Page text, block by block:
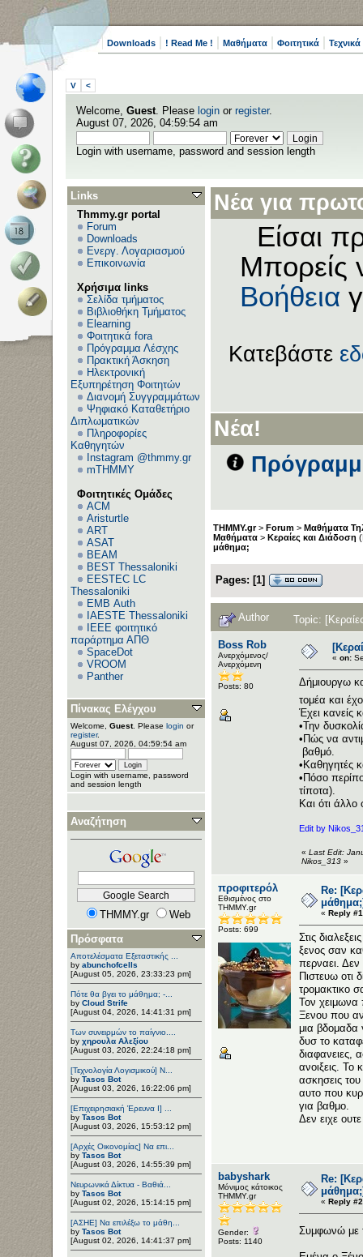
Downloads ! Read Me ! Μαθήματα Φοιτητικά
V <
Welcome, Guest. Please login or register.
August 07, 2026, 04:59:54 am
Login with username, password and session length
Links
Thmmy.gr portal
Forum
Downloads
Ενεργ. Λογαριασμού
Επικοινωνία
Χρήσιμα links
Σελίδα τμήματος
Βιβλιοθήκη Τμήματος
Elearning
Φοιτητικά fora
Πρόγραμμα Λέσχης
Πρακτική Άσκηση
Ηλεκτρονική
Εξυπηρέτηση Φοιτητών
Διανομή Συγγραμμάτων
Ψηφιακό Καταθετήριο
Διπλωματικών
Πληροφορίες
Καθηγητών
Instagram @thmmy.gr
mTHMMY
Φοιτητικές Ομάδες
ACM
Aristurtle
ART
ASAT
BEAM
BEST Thessaloniki
EESTEC LC
Thessaloniki
EΜΒ Auth
IAESTE Thessaloniki
IEEE φοιτητικό
παράρτημα ΑΠΘ
SpaceDot
VROOM
Panther
Πίνακας Ελέγχου
Welcome, Guest. Please login or
register.
August 07, 2026, 04:59:54 am
Login with username, password
and session length
Αναζήτηση
THMMY.gr
Web
Πρόσφατα
Αποτελέσματα Εξεταστικής ...
by abunchofcells
[August 05, 2026, 23:33:23 pm]
Πότε θα βγει το μάθημα; -...
by Cloud Strife
[August 04, 2026, 14:41:31 pm]
Των συνειρμών το παίγνιο....
by χηρουλα Αλεξίου
[August 03, 2026, 22:24:18 pm]
[Τεχνολογία Λογισμικού] Ν...
by Tasos Bot
[August 03, 2026, 16:22:06 pm]
[Επιχειρησιακή Έρευνα Ι] ...
by Tasos Bot
[August 03, 2026, 15:53:12 pm]
[Αρχές Οικονομίας] Να επι...
by Tasos Bot
[August 03, 2026, 14:55:39 pm]
Νευρωνικά Δίκτυα - Βαθιά...
by Tasos Bot
[August 02, 2026, 15:14:15 pm]
[ΑΣΗΕ] Να επιλέξω το μάθη...
by Tasos Bot
[August 02, 2026, 14:41:37 pm]
Νέα για
Είσαι
Μπορείς
Βοήθεια
Κατεβάστε
Νέα!
THMMY.gr> Forum > Μαθήματα
Μαθήματα > Κεραίες και Διάδοση
μάθημα;
Pages: [1]
Author Topic:
Boss Rob
Ανερχόμενος/
Ανερχόμενη
Posts: 80
« on:
Δήμιουργω
τομέα και
Έχει κανείς
•Την
•Πώς να
βαθμό.
•Καθηγητές
•Πόσο
τίποτα).
Και ότι
Edit by
« Last Edit:
Nikos_313 »
προφιτερόλ
Εθισμένος στο
ΤΗΜΜΥ.gr
Posts: 699
Re:
« Reply
Στις
ξενος σαν
περναει. Δεν
Πιστευω οτι
τρομακτικο
Τον χειμωνα
Ξενου που
μια βδομαδα
δυσ το
διαφανειες,
ανοιξεις. Το
ασκησεις
αυτο που
για βαθμο.
Δεν ειχε
babyshark
Μόνιμος κάτοικος
ΤΗΜΜΥ.gr
Gender:
Posts: 1140
Re:
« Reply
Συμφωνώ με